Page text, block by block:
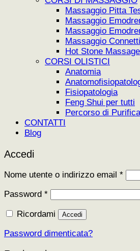
Massaggio Pitta
Massaggio
Massaggio
Massaggio
Hot Stone Massage
CORSI OLISTICI
Anatomia
Fisiopatologia
Feng Shui per tutti
Percorso di
CONTATTI
Blog
Accedi
Nome utente o indirizzo email *
Password *Richiesto
Ricordami Accedi
Password dimenticata?